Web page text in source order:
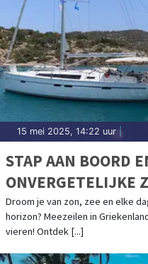
15 mei 2025, 14:22 uur
STAP AAN BOORD
ONVERGETELIJKE
GRIEKENLAND
Droom je van zon, zee en elke
horizon? Meezeilen in
vieren! Ontdek [...]